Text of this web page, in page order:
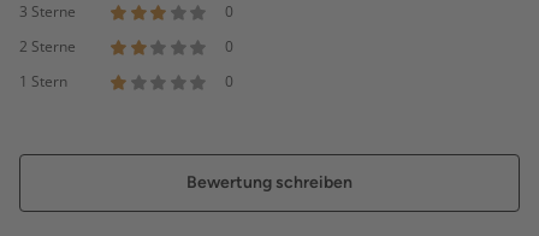
3 Sterne
0
2 Sterne
0
1 Stern
0
Bewertung schreiben